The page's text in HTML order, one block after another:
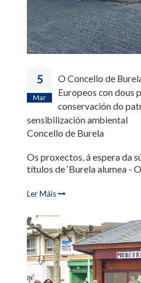
5
Mar
O Concello de
Europeos con dous
conservación do
sensibilización ambiental
Concello de Burela
Os proxectos, á espera da
títulos de ‘Burela alumea -
Ler Máis